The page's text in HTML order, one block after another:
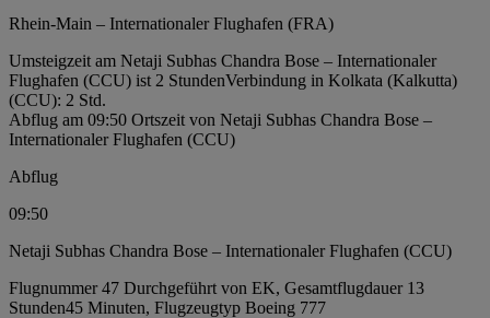
Rhein-Main – Internationaler Flughafen (FRA)
Umsteigzeit am Netaji Subhas Chandra Bose – Internationaler
Flughafen (CCU) ist 2 StundenVerbindung in Kolkata (Kalkutta)
(CCU): 2 Std.
Abflug am 09:50 Ortszeit von Netaji Subhas Chandra Bose –
Internationaler Flughafen (CCU)
Abflug
09:50
Netaji Subhas Chandra Bose – Internationaler Flughafen (CCU)
Flugnummer 47 Durchgeführt von EK, Gesamtflugdauer 13
Stunden45 Minuten, Flugzeugtyp Boeing 777